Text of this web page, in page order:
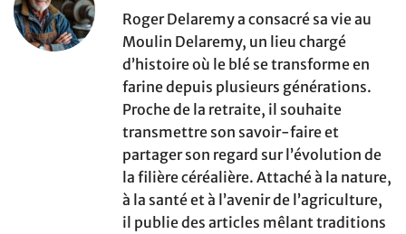
Roger Delaremy a consacré sa vie au
Moulin Delaremy, un lieu chargé
d’histoire où le blé se transforme en
farine depuis plusieurs générations.
Proche de la retraite, il souhaite
transmettre son savoir-faire et
partager son regard sur l’évolution de
la filière céréalière. Attaché à la nature,
à la santé et à l’avenir de l’agriculture,
il publie des articles mêlant traditions